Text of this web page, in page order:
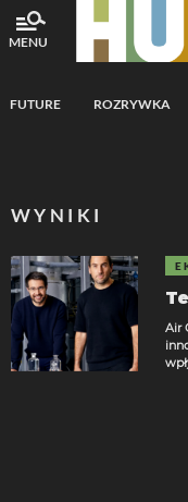
MENU
FUTURE ROZRYWKA
WYNIKI
Air